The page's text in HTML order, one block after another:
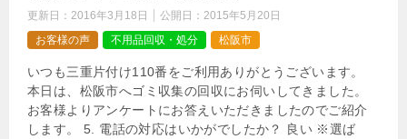
更新日： 2016年3月18日 公開日： 2015年5月20日
お客様の声
不用品回収・処分 松阪市
いつも三重片付け110番をご利用ありがとうございます。
本日は、松阪市へゴミ収集の回収にお伺いしてきました。
お客様よりアンケートにお答えいただきましたのでご紹介
します。 5. 電話の対応はいかがでしたか？ 良い ※選ば